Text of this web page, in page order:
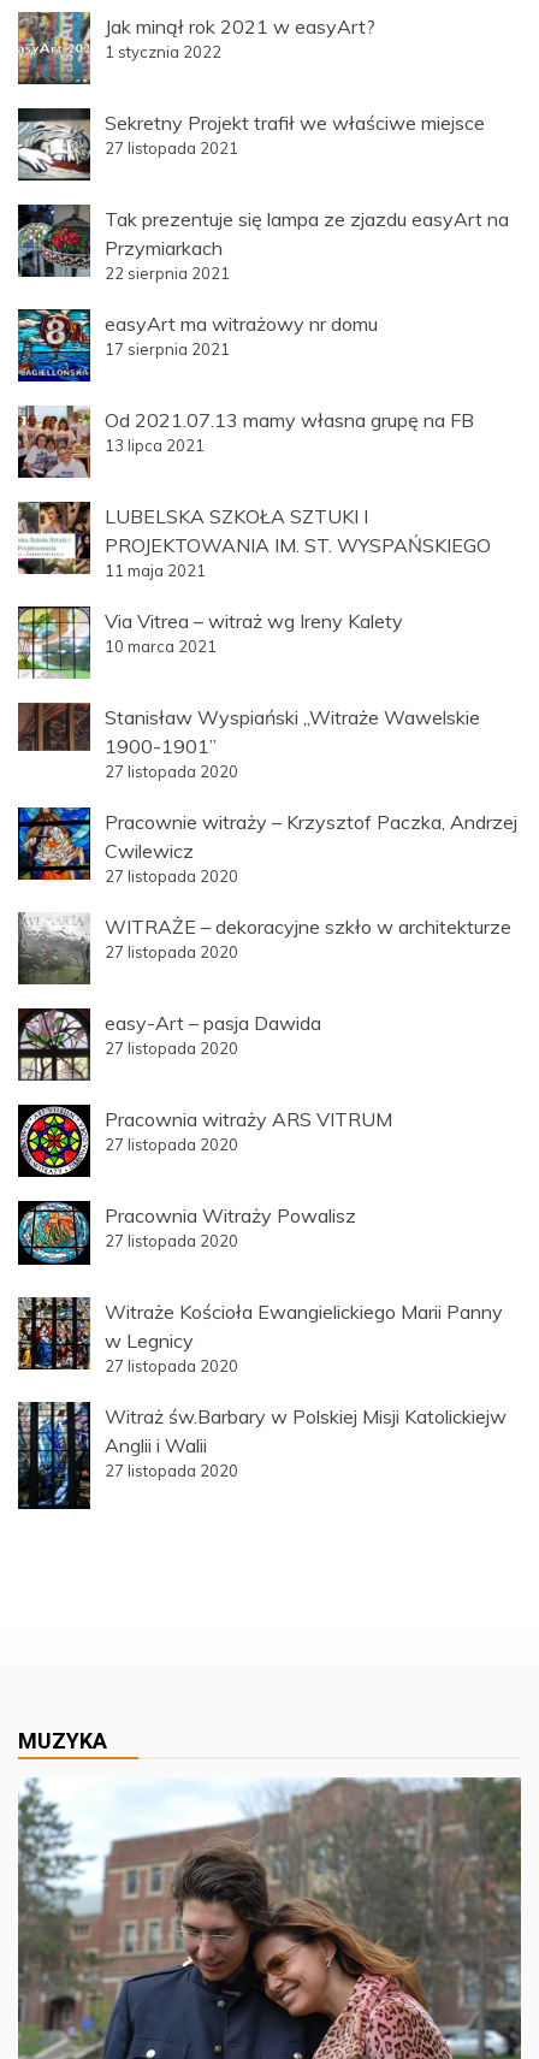
Jak minął rok 2021 w easyArt?
1 stycznia 2022
Sekretny Projekt trafił we właściwe miejsce
27 listopada 2021
Tak prezentuje się lampa ze zjazdu easyArt na
Przymiarkach
22 sierpnia 2021
easyArt ma witrażowy nr domu
17 sierpnia 2021
Od 2021.07.13 mamy własna grupę na FB
13 lipca 2021
LUBELSKA SZKOŁA SZTUKI I
PROJEKTOWANIA IM. ST. WYSPAŃSKIEGO
11 maja 2021
Via Vitrea – witraż wg Ireny Kalety
10 marca 2021
Stanisław Wyspiański „Witraże Wawelskie
1900-1901”
27 listopada 2020
Pracownie witraży – Krzysztof Paczka, Andrzej
Cwilewicz
27 listopada 2020
WITRAŻE – dekoracyjne szkło w architekturze
27 listopada 2020
easy-Art – pasja Dawida
27 listopada 2020
Pracownia witraży ARS VITRUM
27 listopada 2020
Pracownia Witraży Powalisz
27 listopada 2020
Witraże Kościoła Ewangielickiego Marii Panny
w Legnicy
27 listopada 2020
Witraż św.Barbary w Polskiej Misji Katolickiejw
Anglii i Walii
27 listopada 2020
MUZYKA